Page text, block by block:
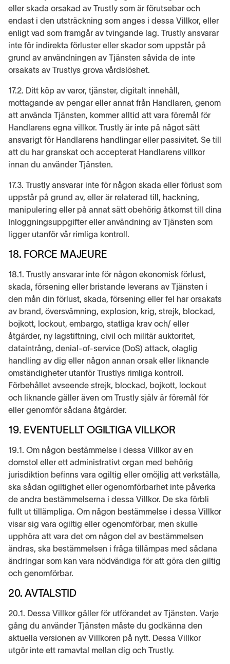
eller skada orsakad av Trustly som är förutsebar och
endast i den utsträckning som anges i dessa Villkor, eller
enligt vad som framgår av tvingande lag. Trustly ansvarar
inte för indirekta förluster eller skador som uppstår på
grund av användningen av Tjänsten såvida de inte
orsakats av Trustlys grova vårdslöshet.
17.2. Ditt köp av varor, tjänster, digitalt innehåll,
mottagande av pengar eller annat från Handlaren, genom
att använda Tjänsten, kommer alltid att vara föremål för
Handlarens egna villkor. Trustly är inte på något sätt
ansvarigt för Handlarens handlingar eller passivitet. Se till
att du har granskat och accepterat Handlarens villkor
innan du använder Tjänsten.
17.3. Trustly ansvarar inte för någon skada eller förlust som
uppstår på grund av, eller är relaterad till, hackning,
manipulering eller på annat sätt obehörig åtkomst till dina
Inloggningsuppgifter eller användning av Tjänsten som
ligger utanför vår rimliga kontroll.
18. FORCE MAJEURE
18.1. Trustly ansvarar inte för någon ekonomisk förlust,
skada, försening eller bristande leverans av Tjänsten i
den mån din förlust, skada, försening eller fel har orsakats
av brand, översvämning, explosion, krig, strejk, blockad,
bojkott, lockout, embargo, statliga krav och/ eller
åtgärder, ny lagstiftning, civil och militär auktoritet,
dataintrång, denial-of-service (DoS) attack, olaglig
handling av dig eller någon annan orsak eller liknande
omständigheter utanför Trustlys rimliga kontroll.
Förbehållet avseende strejk, blockad, bojkott, lockout
och liknande gäller även om Trustly själv är föremål för
eller genomför sådana åtgärder.
19. EVENTUELLT OGILTIGA VILLKOR
19.1. Om någon bestämmelse i dessa Villkor av en
domstol eller ett administrativt organ med behörig
jurisdiktion befinns vara ogiltig eller omöjlig att verkställa,
ska sådan ogiltighet eller ogenomförbarhet inte påverka
de andra bestämmelserna i dessa Villkor. De ska förbli
fullt ut tillämpliga. Om någon bestämmelse i dessa Villkor
visar sig vara ogiltig eller ogenomförbar, men skulle
upphöra att vara det om någon del av bestämmelsen
ändras, ska bestämmelsen i fråga tillämpas med sådana
ändringar som kan vara nödvändiga för att göra den giltig
och genomförbar.
20. AVTALSTID
20.1. Dessa Villkor gäller för utförandet av Tjänsten. Varje
gång du använder Tjänsten måste du godkänna den
aktuella versionen av Villkoren på nytt. Dessa Villkor
utgör inte ett ramavtal mellan dig och Trustly.